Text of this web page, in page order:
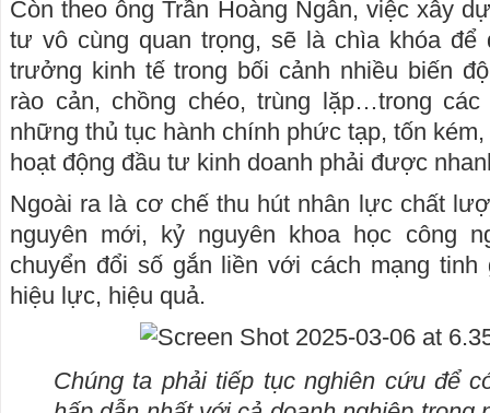
Còn theo ông Trần Hoàng Ngân, việc xây
tư vô cùng quan trọng, sẽ là chìa khóa để
trưởng kinh tế trong bối cảnh nhiều biến
rào cản, chồng chéo, trùng lặp…trong
những thủ tục hành chính phức tạp, tốn
hoạt động đầu tư kinh doanh phải được
Ngoài ra là cơ chế thu hút nhân lực chất
nguyên mới, kỷ nguyên khoa học công
chuyển đổi số gắn liền với cách mạng tinh
hiệu lực, hiệu quả.
Chúng ta phải tiếp tục nghiên cứu để